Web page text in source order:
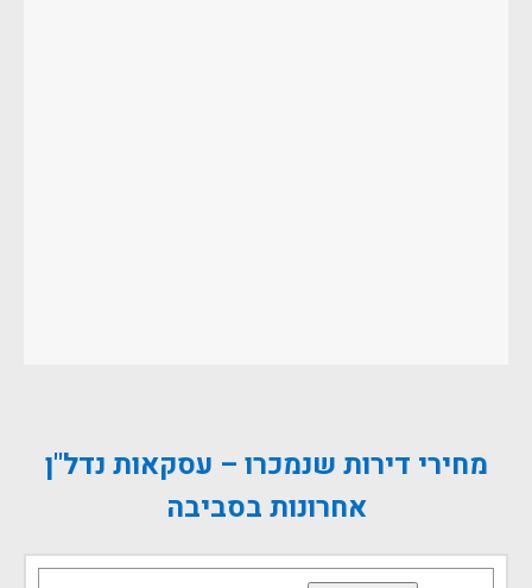
מחירי דירות שנמכרו – עסקאות נדל"ן
אחרונות בסביבה